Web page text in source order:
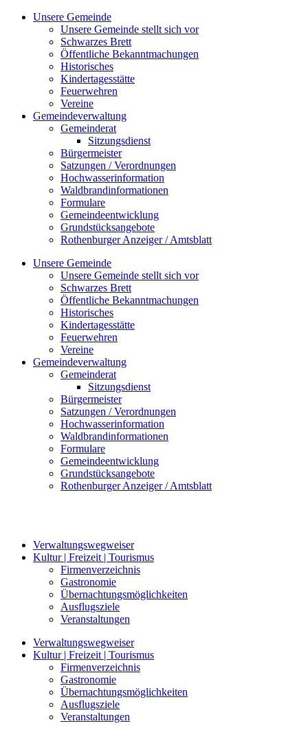
Zum
Unsere Gemeinde
Unsere Gemeinde stellt sich vor
Schwarzes Brett
Öffentliche Bekanntmachungen
Historisches
Kindertagesstätte
Feuerwehren
Vereine
Gemeindeverwaltung
Gemeinderat
Sitzungsdienst
Bürgermeister
Satzungen / Verordnungen
Hochwasserinformation
Waldbrandinformationen
Formulare
Gemeindeentwicklung
Grundstücksangebote
Rothenburger Anzeiger / Amtsblatt
Unsere Gemeinde
Unsere Gemeinde stellt sich vor
Schwarzes Brett
Öffentliche Bekanntmachungen
Historisches
Kindertagesstätte
Feuerwehren
Vereine
Gemeindeverwaltung
Gemeinderat
Sitzungsdienst
Bürgermeister
Satzungen / Verordnungen
Hochwasserinformation
Waldbrandinformationen
Formulare
Gemeindeentwicklung
Grundstücksangebote
Rothenburger Anzeiger / Amtsblatt
Verwaltungswegweiser
Kultur | Freizeit | Tourismus
Firmenverzeichnis
Gastronomie
Übernachtungsmöglichkeiten
Ausflugsziele
Veranstaltungen
Verwaltungswegweiser
Kultur | Freizeit | Tourismus
Firmenverzeichnis
Gastronomie
Übernachtungsmöglichkeiten
Ausflugsziele
Veranstaltungen